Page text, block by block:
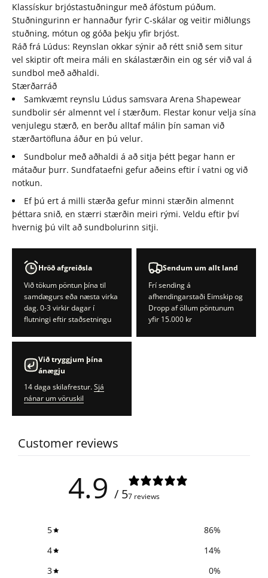
Klassískur brjóstastuðningur með áföstum púðum.
Stuðningurinn er hannaður fyrir C-skálar og veitir miðlungs
stuðning, mótun og góða þekju yfir brjóst.
Ráð frá Lúdus: Reynslan okkar sýnir að rétt snið sem situr
vel skiptir oft meira máli en skálastærðin ein og sér við val á
sundbol með aðhaldi.
Stærðarráð
Samkvæmt reynslu Lúdus samsvara Arena Shapewear
sundbolir sér almennt vel í stærðum. Flestar konur velja sína
venjulegu stærð, en berðu alltaf málin þín saman við
stærðartöfluna áður en þú velur.
Sundbolur með aðhaldi á að sitja þétt þegar hann er
mátaður þurr. Sundfataefni gefur aðeins eftir í vatni og við
notkun.
Ef þú ert á milli stærða gefur minni stærðin almennt
þéttara snið, en stærri stærðin meiri rými. Veldu eftir því
hvernig þú vilt að sundbolurinn sitji.
Hröð afgreiðsla
Við tökum pöntun þína til
samdægurs eða næsta virka
dag. 0-3 virkir dagar í
flutningi eftir staðsetningu
Sendum um allt land
Frí sending á
afhendingarstaði Eimskip og
Dropp af öllum pöntunum
yfir 15.000 kr
Við tryggjum þína
ánægju
14 daga skilafrestur.Sjá
nánar um vöruskil
Customer reviews
4.9 / 57 reviews
5 86%
4
14%
3
0%